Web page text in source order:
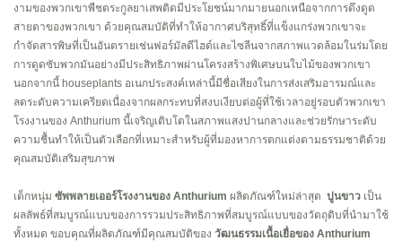
งามของพวกเขาพืชตระกูลยาเสพติดมีประโยชน์มากมายนอกเหนือจากการดึงดูด
สายตาของพวกเขา ด้วยคุณสมบัติที่ทำให้อากาศบริสุทธิ์ที่แข็งแกร่งพวกเขาจะ
กำจัดสารพิษที่เป็นอันตรายเช่นฟอร์มัลดีไฮด์และไซลีนจากสภาพแวดล้อมในร่มโดย
การดูดซับพวกมันอย่างมีประสิทธิภาพผ่านโครงสร้างพิเศษบนใบไม้ของพวกเขา
นอกจากนี้ houseplants อเนกประสงค์เหล่านี้มีชื่อเสียงในการส่งเสริมอารมณ์และ
ลดระดับความเครียดเนื่องจากผลกระทบที่สงบเงียบต่อผู้ที่ใช้เวลาอยู่รอบตัวพวกเขา
โรงงานของ Anthurium นี้เจริญเติบโตในสภาพแสงปานกลางและช่วยรักษาระดับ
ความชื้นทำให้เป็นตัวเลือกที่เหมาะสำหรับผู้ที่มองหาการตกแต่งตามธรรมชาติด้วย
คุณสมบัติเสริมสุขภาพ
เด็กหนุ่ม ซัพพลายเออร์โรงงานของ Anthurium ผลิตภัณฑ์ใหม่ล่าสุด ปูนขาว เป็น
ผลลัพธ์ที่สมบูรณ์แบบของการรวมประสิทธิภาพที่สมบูรณ์แบบของวัตถุดิบที่นำมาใช้
ทั้งหมด ขอบคุณที่ผลิตภัณฑ์มีคุณสมบัติของ วัฒนธรรมเนื้อเยื่อของ Anthurium